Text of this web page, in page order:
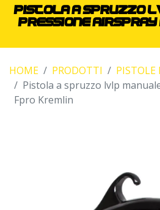
PISTOLA A SPRUZZO
PRESSIONE
HOME PRODOTTI
PISTOLE
Pistola a spruzzo lvlp
Fpro Kremlin